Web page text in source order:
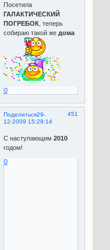
Посетила
ГАЛАКТИЧЕСКИЙ
ПОГРЕБОК, теперь
собираю такой же дома
0
Поделиться 451
29-
12-2009 15:29:14
С наступающим 2010
годом!
0